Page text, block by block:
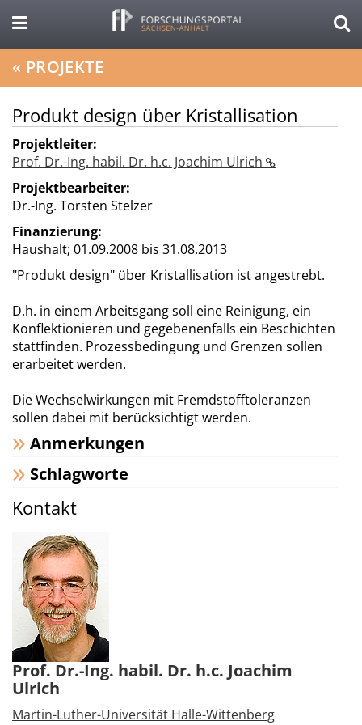
« PROJEKTE
Produkt design über Kristallisation
Projektleiter:
Prof. Dr.-Ing. habil. Dr. h.c. Joachim Ulrich
Projektbearbeiter:
Dr.-Ing. Torsten Stelzer
Finanzierung:
Haushalt; 01.09.2008 bis 31.08.2013
"Produkt design" über Kristallisation ist angestrebt.
D.h. in einem Arbeitsgang soll eine Reinigung, ein
Konflektionieren und gegebenenfalls ein Beschichten
stattfinden. Prozessbedingung und Grenzen sollen
erarbeitet werden.
Die Wechselwirkungen mit Fremdstofftoleranzen
sollen dabei mit berücksichtigt werden.
Anmerkungen
Schlagworte
Kontakt
Prof. Dr.-Ing. habil. Dr. h.c. Joachim
Ulrich
Martin-Luther-Universität Halle-Wittenberg